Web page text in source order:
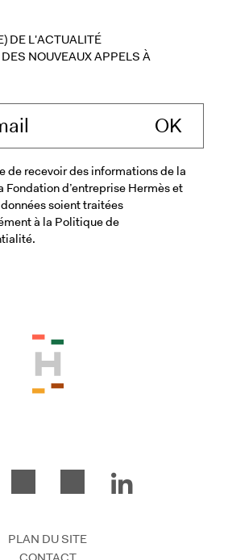
DE L'ACTUALITÉ
NOUVEAUX APPELS À
de recevoir des informations de la
Fondation d’entreprise Hermès et
soient traitées
à la Politique de
PLAN DU SITE